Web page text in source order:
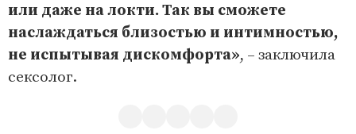
или даже на локти. Так вы сможете
наслаждаться близостью и интимностью,
не испытывая дискомфорта», – заключила
сексолог.